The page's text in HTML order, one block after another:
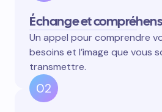
Échange et
Un appel pour comprendre
besoins et l’image que vous
transmettre.
02